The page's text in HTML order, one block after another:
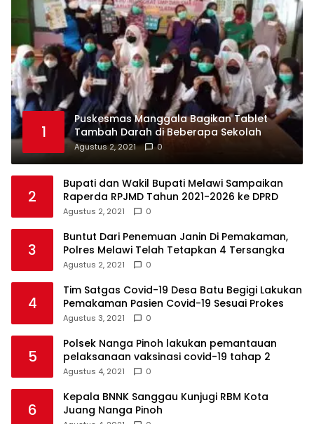
1
Puskesmas Manggala Bagikan Tablet
Tambah Darah di Beberapa Sekolah
Agustus 2, 2021 0
2
Bupati dan Wakil Bupati Melawi Sampaikan
Raperda RPJMD Tahun 2021-2026 ke DPRD
Agustus 2, 2021 0
3
Buntut Dari Penemuan Janin Di Pemakaman,
Polres Melawi Telah Tetapkan 4 Tersangka
Agustus 2, 2021 0
4
Tim Satgas Covid-19 Desa Batu Begigi Lakukan
Pemakaman Pasien Covid-19 Sesuai Prokes
Agustus 3, 2021 0
5
Polsek Nanga Pinoh lakukan pemantauan
pelaksanaan vaksinasi covid-19 tahap 2
Agustus 4, 2021 0
6
Kepala BNNK Sanggau Kunjugi RBM Kota
Juang Nanga Pinoh